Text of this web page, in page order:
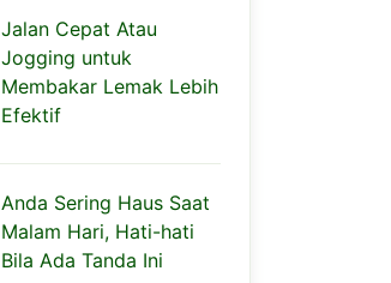
Jalan Cepat Atau
Jogging untuk
Membakar Lemak Lebih
Efektif
Anda Sering Haus Saat
Malam Hari, Hati-hati
Bila Ada Tanda Ini